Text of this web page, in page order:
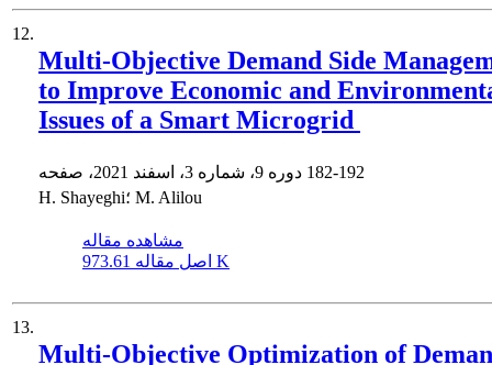
12.
Multi-Objective Demand Side
to Improve Economic and
Issues of a Smart Microgrid ‎
182-192
H. Shayeghi؛ M. Alilou
مشاهده مقاله
اصل مقاله 973.61 K
13.
Multi-Objective Optimization of